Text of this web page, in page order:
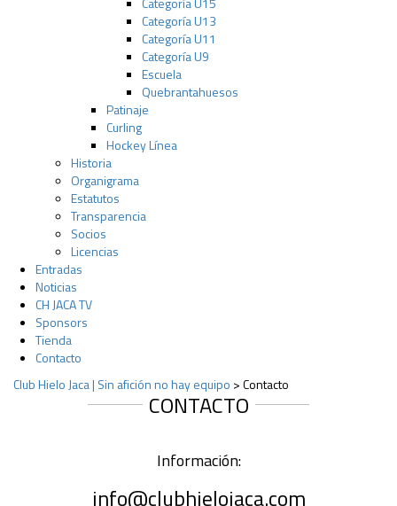
Categoría U13
Categoría U11
Categoría U9
Escuela
Quebrantahuesos
Patinaje
Curling
Hockey Línea
Historia
Organigrama
Estatutos
Transparencia
Socios
Licencias
Entradas
Noticias
CH JACA TV
Sponsors
Tienda
Contacto
Club Hielo Jaca | Sin afición no hay equipo >Contacto
CONTACTO
Información:
info@clubhielojaca.com